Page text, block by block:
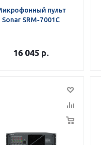
пульт
Sonar SRM-7001С
16 045 р.